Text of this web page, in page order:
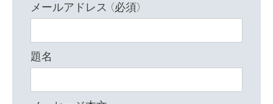
メールアドレス (必須)
題名